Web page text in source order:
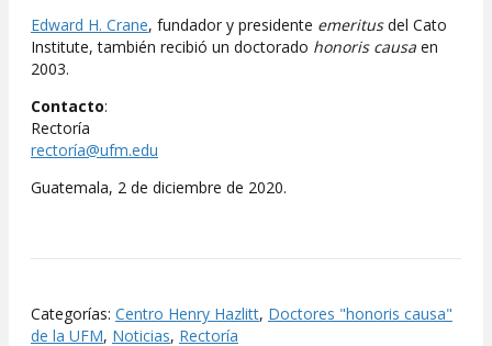
Edward H. Crane, fundador y presidente emeritusdel Cato
Institute, también recibió un doctorado honoris causa en
2003.
Contacto:
Rectoría
rectoría@ufm.edu
Guatemala, 2 de diciembre de 2020.
Categorías: Centro Henry Hazlitt, Doctores "honoris causa"
de la UFM, Noticias, Rectoría